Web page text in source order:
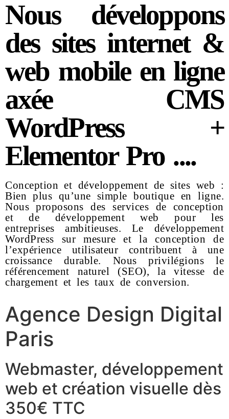
Nous développons
des sites internet &
web mobile en ligne
axée CMS
WordPress +
Elementor Pro ....
Conception et développement de sites web :
Bien plus qu’une simple boutique en ligne.
Nous proposons des services de conception
et de développement web pour les
entreprises ambitieuses. Le développement
WordPress sur mesure et la conception de
l’expérience utilisateur contribuent à une
croissance durable. Nous privilégions le
référencement naturel (SEO), la vitesse de
chargement et les taux de conversion.
Agence Design Digital
Paris
Webmaster, développement
web et création visuelle dès
350€ TTC